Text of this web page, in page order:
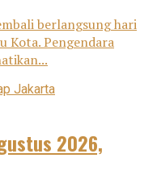
berlangsung hari
Kota. Pengendara
2026,